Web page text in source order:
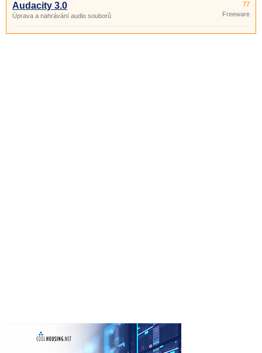
Audacity 3.0
Úprava a nahrávání audio souborů
77
Freeware